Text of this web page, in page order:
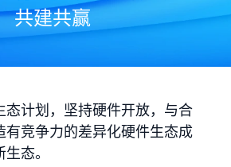
共建共赢
态计划，坚持硬件开放，与合
有竞争力的差异化硬件生态成
态。